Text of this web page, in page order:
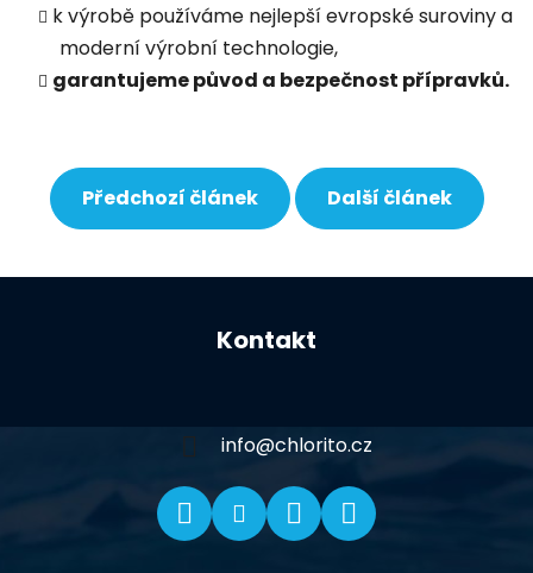
k výrobě používáme nejlepší evropské suroviny a
moderní výrobní technologie,
garantujeme původ a bezpečnost přípravků.
Předchozí článek Další článek
Kontakt
info@chlorito.cz